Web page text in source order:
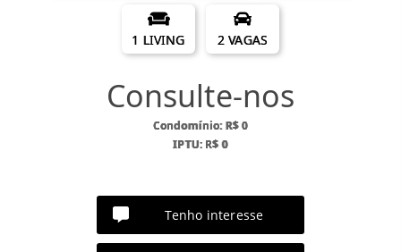
1 LIVING 2 VAGAS
Consulte-nos
Condomínio: R$ 0
IPTU: R$ 0
Tenho interesse